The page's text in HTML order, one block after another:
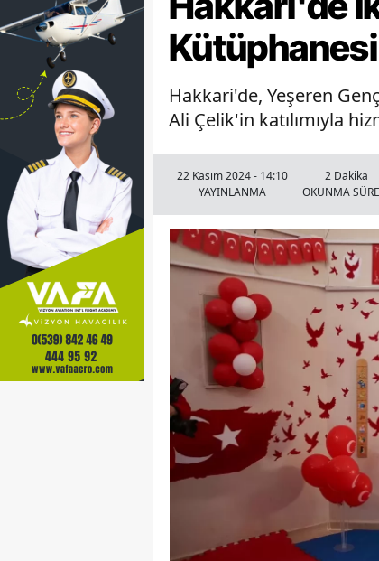
Hakkari'de, Yeşeren
Ali Çelik'in katılımıyla
22 Kasım 2024 - 14:10
YAYINLANMA
2 Dakika
OKUNMA